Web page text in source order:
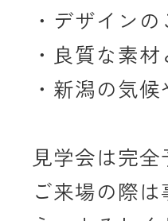
・デザインの
・良質な素
・新潟の気
見学会は完全
ご来場の際